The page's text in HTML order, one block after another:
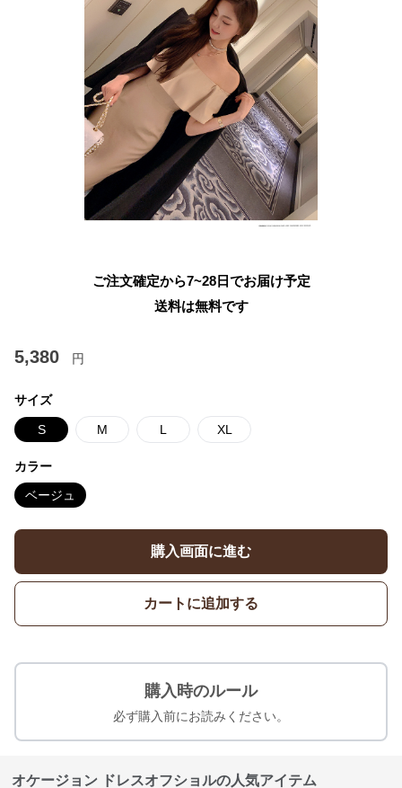
ご注文確定から7~28日でお届け予定
送料は無料です
5,380 円
サイズ
S M L XL
カラー
ベージュ
購入画面に進む
カートに追加する
購入時のルール
必ず購入前にお読みください。
オケージョン ドレスオフショルの人気アイテム